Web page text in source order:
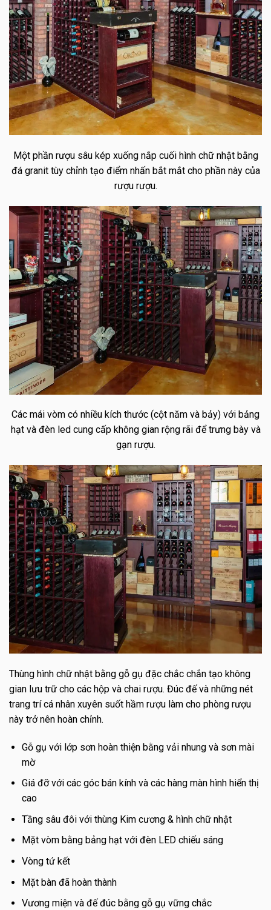
Một phần rượu sâu kép xuống nắp cuối hình chữ nhật bằng
đá granit tùy chỉnh tạo điểm nhấn bắt mắt cho phần này của
rượu rượu.
Các mái vòm có nhiều kích thước (cột năm và bảy) với bảng
hạt và đèn led cung cấp không gian rộng rãi để trưng bày và
gạn rượu.
Thùng hình chữ nhật bằng gỗ gụ đặc chắc chắn tạo không
gian lưu trữ cho các hộp và chai rượu. Đúc đế và những nét
trang trí cá nhân xuyên suốt hầm rượu làm cho phòng rượu
này trở nên hoàn chỉnh.
Gỗ gụ với lớp sơn hoàn thiện bằng vải nhung và sơn mài
mờ
Giá đỡ với các góc bán kính và các hàng màn hình hiển thị
cao
Tầng sâu đôi với thùng Kim cương & hình chữ nhật
Mặt vòm bằng bảng hạt với đèn LED chiếu sáng
Vòng tứ kết
Mặt bàn đã hoàn thành
Vương miện và đế đúc bằng gỗ gụ vững chắc